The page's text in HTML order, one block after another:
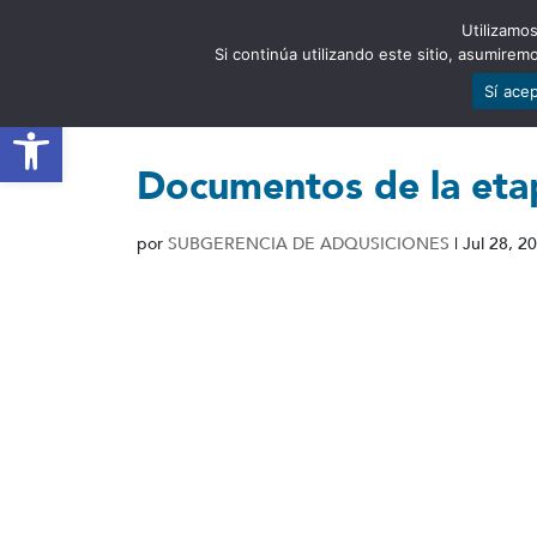
Abrir barra de herramientas
Documentos de la
por SUBGERENCIA DE ADQUSICIONES | Jul 28,
Si continúa utilizando este sitio,
Sí